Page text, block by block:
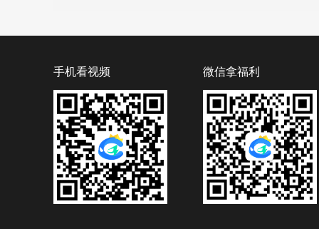
手机看视频 微信拿福利